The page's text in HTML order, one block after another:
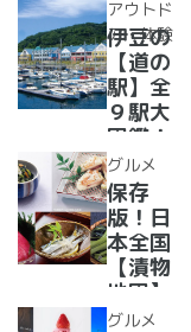
ー28
選
駅??〜
水族館
がある
道の駅
１０
選〜
【全
国】
アウトド
ア・体験
伊豆の
【道の
駅】全
９駅大
図鑑！
2022
年最新
グル
メ・お
土産を
まとめ
てご紹
グルメ
保存
版！日
本全国
【漬物
地図】
付き！
グルメ